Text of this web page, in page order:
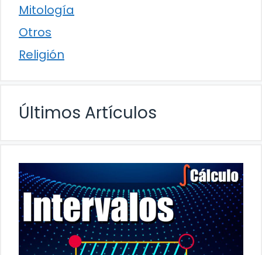
Mitología
Otros
Religión
Últimos Artículos